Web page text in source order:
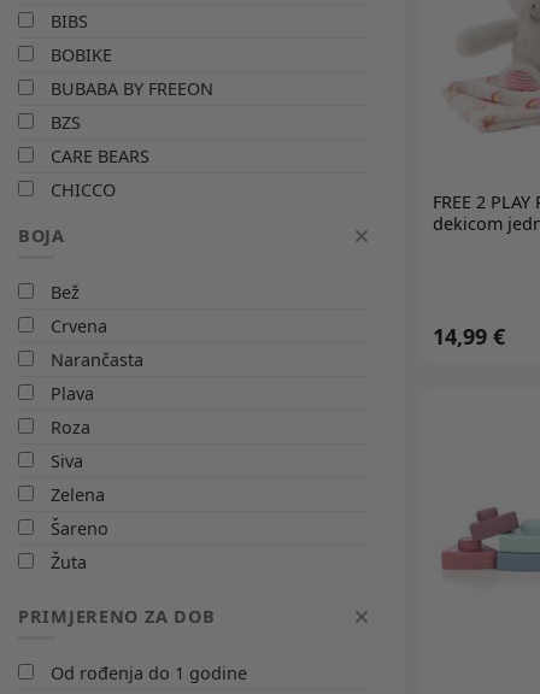
BIBS
BOBIKE
BUBABA BY FREEON
BZS
CARE BEARS
CHICCO
CLEMMY
DIMIAN
DISNEY
DONE BY DEER
FAT BRAIN TOYS
FEHN
FISHER PRICE
FREE 2 PLAY
GLOBBER
HOLA
IMC TOYS
BOJA
Bež
Crvena
Narančasta
Plava
Roza
Siva
Zelena
Šareno
Žuta
PRIMJERENO ZA DOB
Od rođenja do 1 godine
FREE 2 PLAY
dekicom
14,99 €